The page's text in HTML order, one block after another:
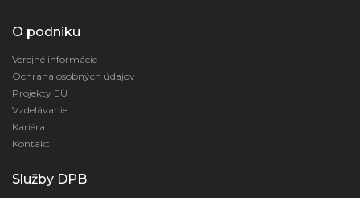
O podniku
Verejné informácie
Ochrana osobných údajov
Projekty EÚ
Vzdelávanie
Kariéra
Kontakt
Služby DPB